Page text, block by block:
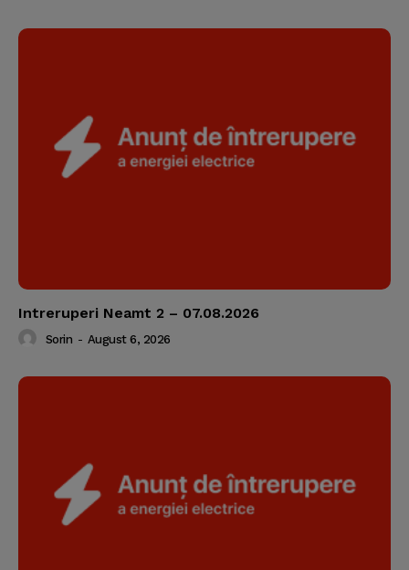
Intreruperi Neamt 2 – 07.08.2026
Sorin - August 6, 2026